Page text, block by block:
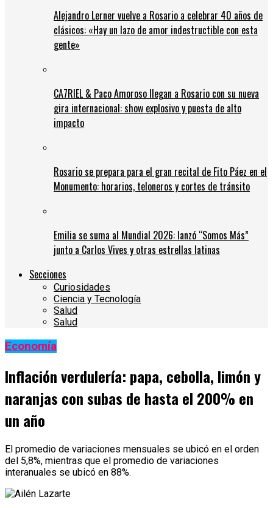
Alejandro Lerner vuelve a Rosario a celebrar 40 años de
clásicos: «Hay un lazo de amor indestructible con esta
gente»
CA7RIEL & Paco Amoroso llegan a Rosario con su nueva
gira internacional: show explosivo y puesta de alto
impacto
Rosario se prepara para el gran recital de Fito Páez en el
Monumento: horarios, teloneros y cortes de tránsito
Emilia se suma al Mundial 2026: lanzó “Somos Más”
junto a Carlos Vives y otras estrellas latinas
Secciones
Curiosidades
Ciencia y Tecnología
Salud
Salud
Economía
Inflación verdulería: papa, cebolla, limón y
naranjas con subas de hasta el 200% en
un año
El promedio de variaciones mensuales se ubicó en el orden
del 5,8%, mientras que el promedio de variaciones
interanuales se ubicó en 88%.